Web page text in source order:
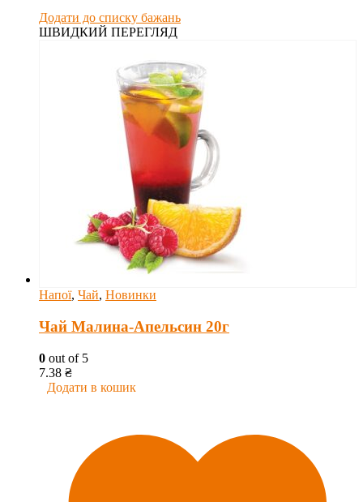
Додати до списку бажань
ШВИДКИЙ ПЕРЕГЛЯД
Напої, Чай, Новинки
Чай Малина-Апельсин 20г
0 out of 5
7.38 ₴
Додати в кошик